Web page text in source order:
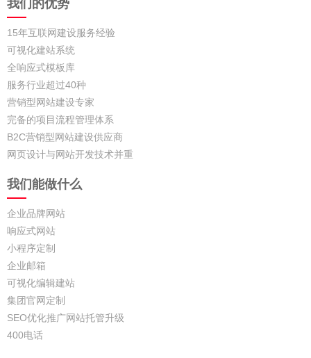
我们的优势
15年互联网建设服务经验
可视化建站系统
全响应式模板库
服务行业超过40种
营销型网站建设专家
完备的项目流程管理体系
B2C营销型网站建设供应商
网页设计与网站开发技术并重
我们能做什么
企业品牌网站
响应式网站
小程序定制
企业邮箱
可视化编辑建站
集团官网定制
SEO优化推广网站托管升级
400电话